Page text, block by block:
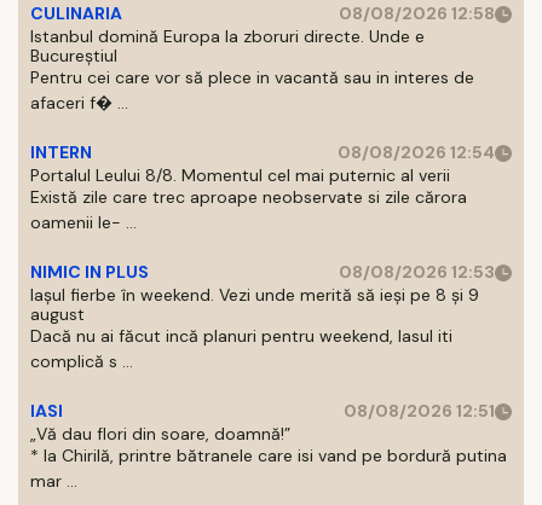
CULINARIA
08/08/2026 12:58
Istanbul domină Europa la zboruri directe. Unde e
Bucureștiul
Pentru cei care vor să plece in vacantă sau in interes de
afaceri f� ...
INTERN
08/08/2026 12:54
Portalul Leului 8/8. Momentul cel mai puternic al verii
Există zile care trec aproape neobservate si zile cărora
oamenii le- ...
NIMIC IN PLUS
08/08/2026 12:53
Iașul fierbe în weekend. Vezi unde merită să ieși pe 8 și 9
august
Dacă nu ai făcut incă planuri pentru weekend, Iasul iti
complică s ...
IASI
08/08/2026 12:51
„Vă dau flori din soare, doamnă!”
* la Chirilă, printre bătranele care isi vand pe bordură putina
mar ...